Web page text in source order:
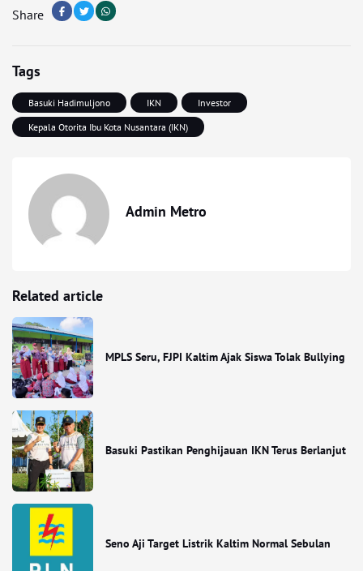
Share
Tags
Basuki Hadimuljono IKN
Investor
Kepala Otorita Ibu Kota Nusantara (IKN)
Admin Metro
Related article
MPLS Seru, FJPI Kaltim Ajak Siswa Tolak Bullying
Basuki Pastikan Penghijauan IKN Terus Berlanjut
Seno Aji Target Listrik Kaltim Normal Sebulan